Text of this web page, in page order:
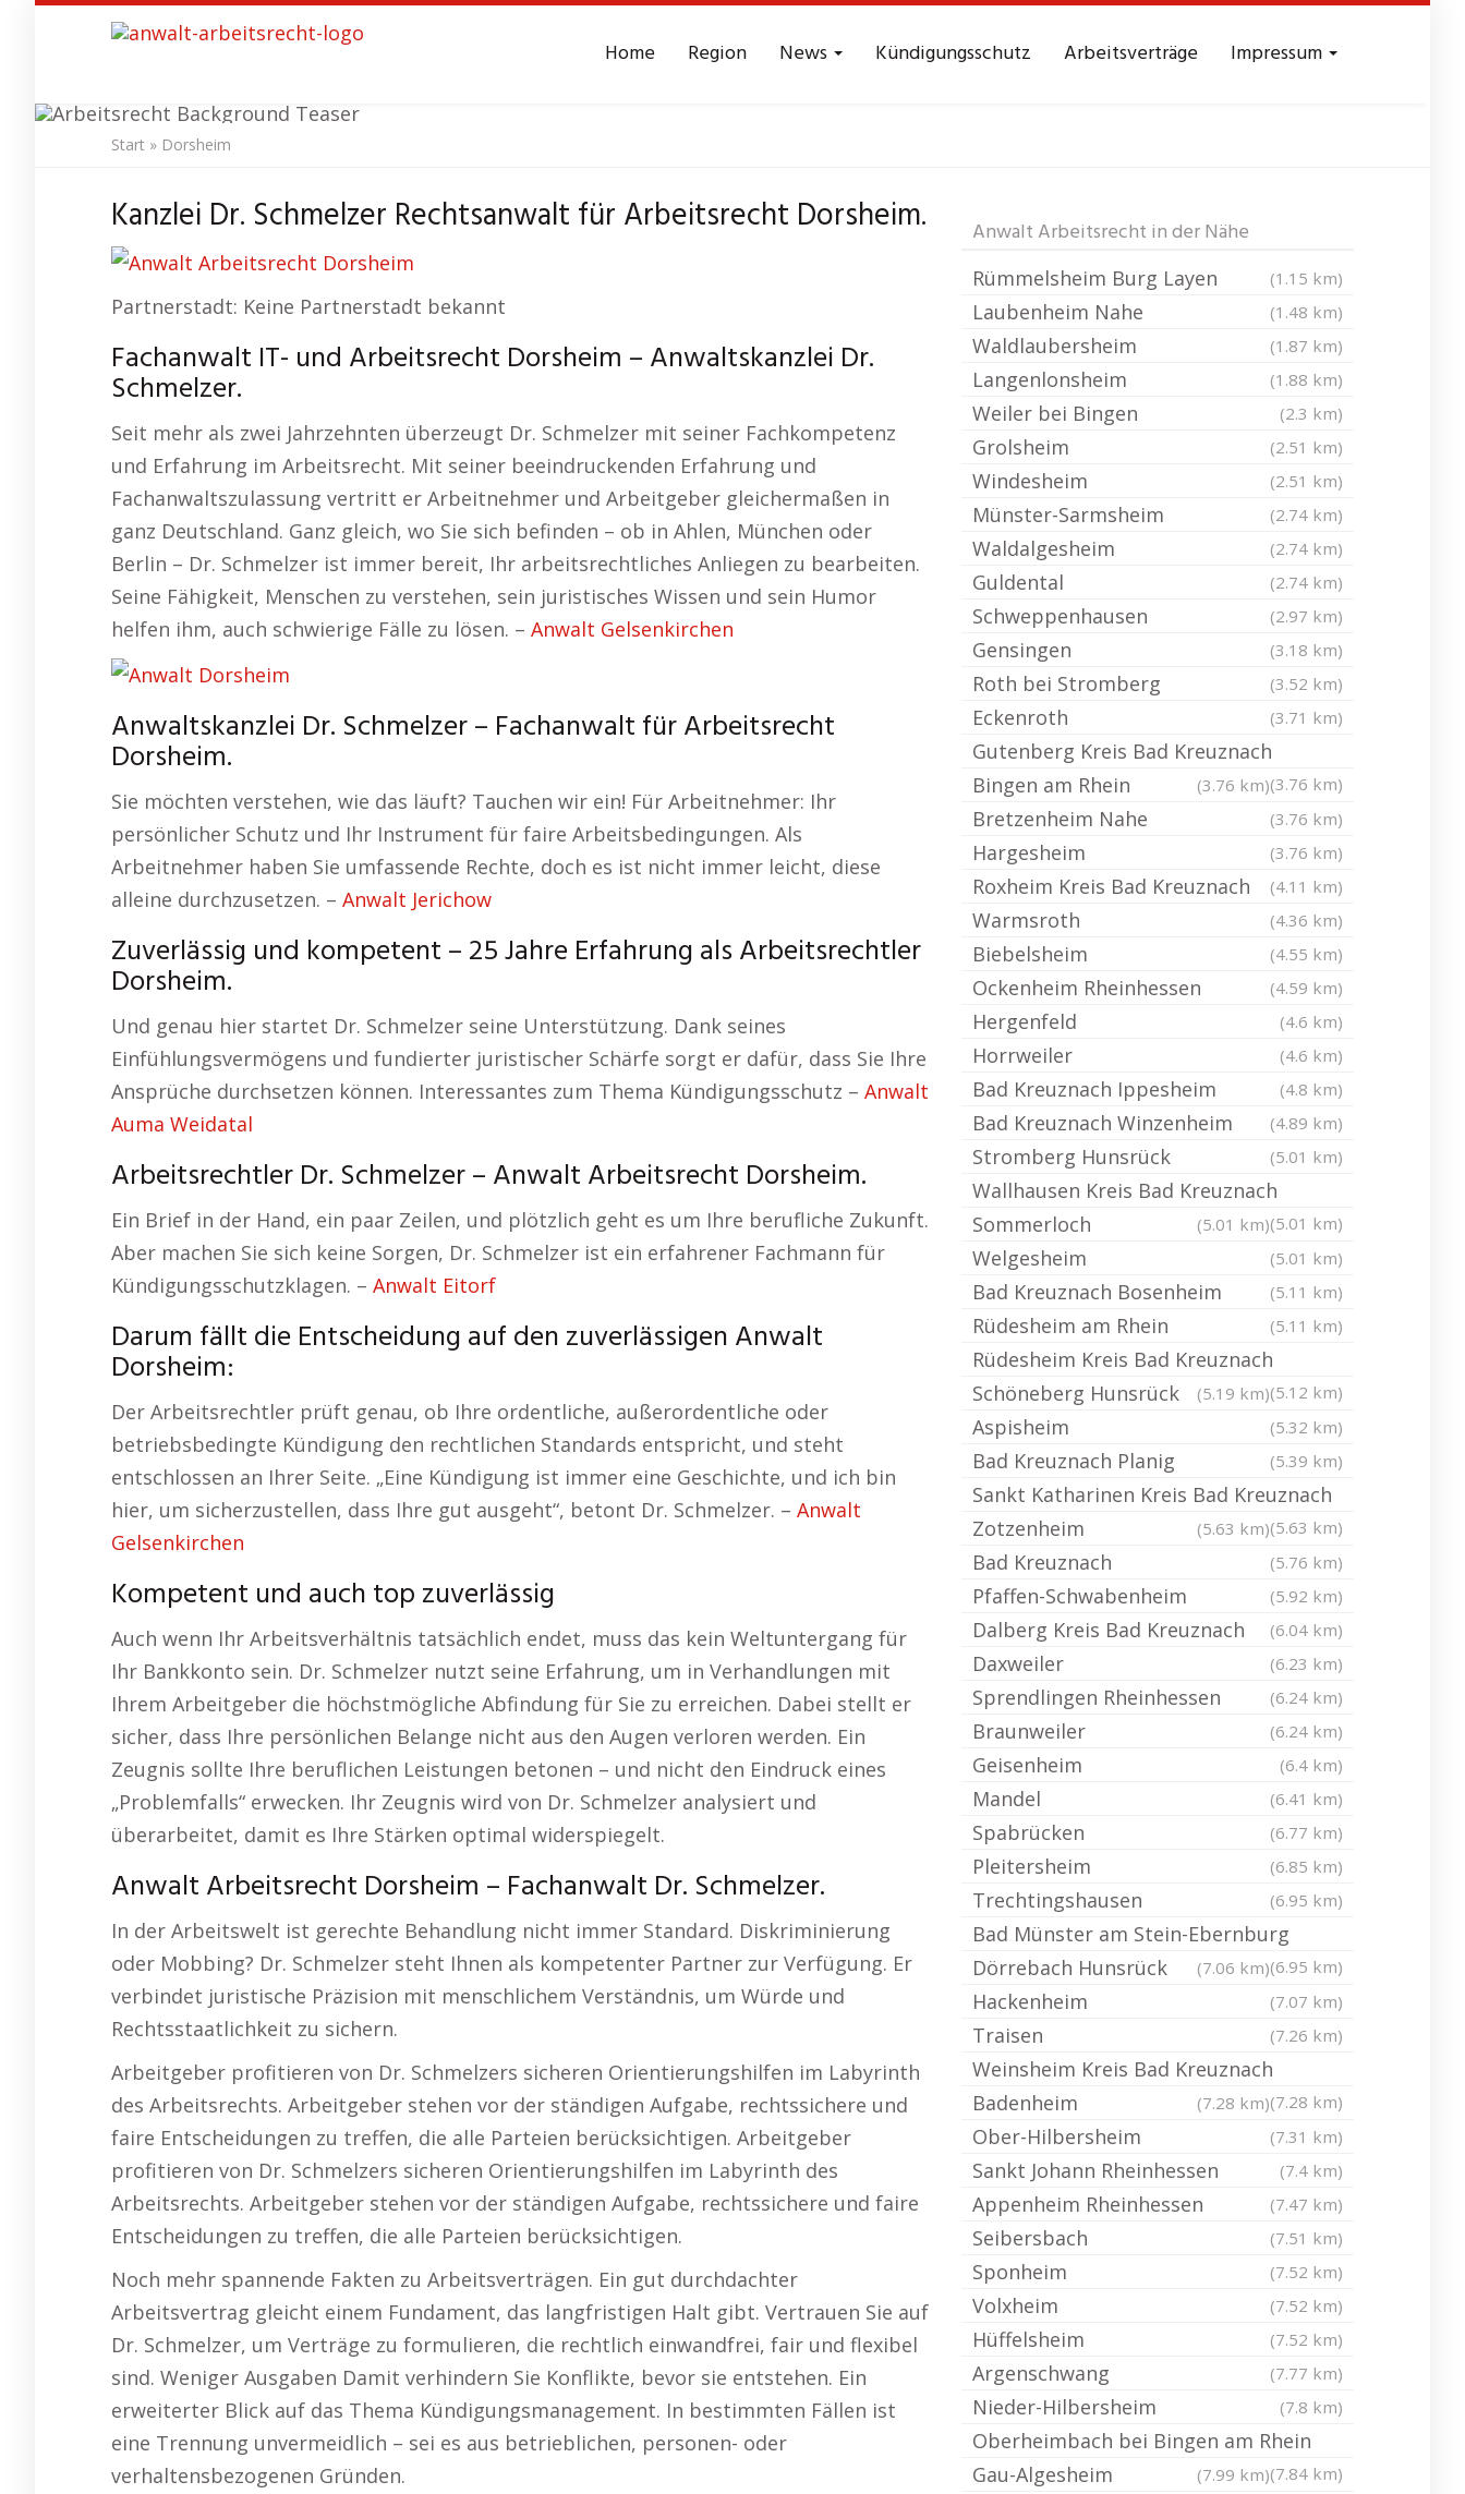
content
Home Region News Kündigungsschutz Arbeitsverträge Impressum
Anwalt Arbeitsrecht Dorsheim
Start » Dorsheim
Kanzlei Dr. Schmelzer Rechtsanwalt für Arbeitsrecht Dorsheim.
Partnerstadt: Keine Partnerstadt bekannt
Fachanwalt IT- und Arbeitsrecht Dorsheim – Anwaltskanzlei Dr.
Schmelzer.
Seit mehr als zwei Jahrzehnten überzeugt Dr. Schmelzer mit seiner Fachkompetenz
und Erfahrung im Arbeitsrecht. Mit seiner beeindruckenden Erfahrung und
Fachanwaltszulassung vertritt er Arbeitnehmer und Arbeitgeber gleichermaßen in
ganz Deutschland. Ganz gleich, wo Sie sich befinden – ob in Ahlen, München oder
Berlin – Dr. Schmelzer ist immer bereit, Ihr arbeitsrechtliches Anliegen zu bearbeiten.
Seine Fähigkeit, Menschen zu verstehen, sein juristisches Wissen und sein Humor
helfen ihm, auch schwierige Fälle zu lösen. – Anwalt Gelsenkirchen
Anwaltskanzlei Dr. Schmelzer – Fachanwalt für Arbeitsrecht
Dorsheim.
Sie möchten verstehen, wie das läuft? Tauchen wir ein! Für Arbeitnehmer: Ihr
persönlicher Schutz und Ihr Instrument für faire Arbeitsbedingungen. Als
Arbeitnehmer haben Sie umfassende Rechte, doch es ist nicht immer leicht, diese
alleine durchzusetzen. – Anwalt Jerichow
Zuverlässig und kompetent – 25 Jahre Erfahrung als Arbeitsrechtler
Dorsheim.
Und genau hier startet Dr. Schmelzer seine Unterstützung. Dank seines
Einfühlungsvermögens und fundierter juristischer Schärfe sorgt er dafür, dass Sie Ihre
Ansprüche durchsetzen können. Interessantes zum Thema Kündigungsschutz – Anwalt
Auma Weidatal
Arbeitsrechtler Dr. Schmelzer – Anwalt Arbeitsrecht Dorsheim.
Ein Brief in der Hand, ein paar Zeilen, und plötzlich geht es um Ihre berufliche Zukunft.
Aber machen Sie sich keine Sorgen, Dr. Schmelzer ist ein erfahrener Fachmann für
Kündigungsschutzklagen. – Anwalt Eitorf
Darum fällt die Entscheidung auf den zuverlässigen Anwalt
Dorsheim:
Der Arbeitsrechtler prüft genau, ob Ihre ordentliche, außerordentliche oder
betriebsbedingte Kündigung den rechtlichen Standards entspricht, und steht
entschlossen an Ihrer Seite. „Eine Kündigung ist immer eine Geschichte, und ich bin
hier, um sicherzustellen, dass Ihre gut ausgeht“, betont Dr. Schmelzer. – Anwalt
Gelsenkirchen
Kompetent und auch top zuverlässig
Auch wenn Ihr Arbeitsverhältnis tatsächlich endet, muss das kein Weltuntergang für
Ihr Bankkonto sein. Dr. Schmelzer nutzt seine Erfahrung, um in Verhandlungen mit
Ihrem Arbeitgeber die höchstmögliche Abfindung für Sie zu erreichen. Dabei stellt er
sicher, dass Ihre persönlichen Belange nicht aus den Augen verloren werden. Ein
Zeugnis sollte Ihre beruflichen Leistungen betonen – und nicht den Eindruck eines
„Problemfalls“ erwecken. Ihr Zeugnis wird von Dr. Schmelzer analysiert und
überarbeitet, damit es Ihre Stärken optimal widerspiegelt.
Anwalt Arbeitsrecht Dorsheim – Fachanwalt Dr. Schmelzer.
In der Arbeitswelt ist gerechte Behandlung nicht immer Standard. Diskriminierung
oder Mobbing? Dr. Schmelzer steht Ihnen als kompetenter Partner zur Verfügung. Er
verbindet juristische Präzision mit menschlichem Verständnis, um Würde und
Rechtsstaatlichkeit zu sichern.
Arbeitgeber profitieren von Dr. Schmelzers sicheren Orientierungshilfen im Labyrinth
des Arbeitsrechts. Arbeitgeber stehen vor der ständigen Aufgabe, rechtssichere und
faire Entscheidungen zu treffen, die alle Parteien berücksichtigen. Arbeitgeber
profitieren von Dr. Schmelzers sicheren Orientierungshilfen im Labyrinth des
Arbeitsrechts. Arbeitgeber stehen vor der ständigen Aufgabe, rechtssichere und faire
Entscheidungen zu treffen, die alle Parteien berücksichtigen.
Noch mehr spannende Fakten zu Arbeitsverträgen. Ein gut durchdachter
Arbeitsvertrag gleicht einem Fundament, das langfristigen Halt gibt. Vertrauen Sie auf
Dr. Schmelzer, um Verträge zu formulieren, die rechtlich einwandfrei, fair und flexibel
sind. Weniger Ausgaben Damit verhindern Sie Konflikte, bevor sie entstehen. Ein
erweiterter Blick auf das Thema Kündigungsmanagement. In bestimmten Fällen ist
eine Trennung unvermeidlich – sei es aus betrieblichen, personen- oder
verhaltensbezogenen Gründen.
Anwalt Arbeitsrecht in der Nähe
Rümmelsheim Burg Layen (1.15 km)
Laubenheim Nahe (1.48 km)
Waldlaubersheim (1.87 km)
Langenlonsheim (1.88 km)
Weiler bei Bingen (2.3 km)
Grolsheim (2.51 km)
Windesheim (2.51 km)
Münster-Sarmsheim (2.74 km)
Waldalgesheim (2.74 km)
Guldental (2.74 km)
Schweppenhausen (2.97 km)
Gensingen (3.18 km)
Roth bei Stromberg (3.52 km)
Eckenroth (3.71 km)
Gutenberg Kreis Bad Kreuznach
(3.76 km)
Bingen am Rhein (3.76 km)
Bretzenheim Nahe (3.76 km)
Hargesheim (3.76 km)
Roxheim Kreis Bad Kreuznach (4.11 km)
Warmsroth (4.36 km)
Biebelsheim (4.55 km)
Ockenheim Rheinhessen (4.59 km)
Hergenfeld (4.6 km)
Horrweiler (4.6 km)
Bad Kreuznach Ippesheim (4.8 km)
Bad Kreuznach Winzenheim (4.89 km)
Stromberg Hunsrück (5.01 km)
Wallhausen Kreis Bad Kreuznach
(5.01 km)
Sommerloch (5.01 km)
Welgesheim (5.01 km)
Bad Kreuznach Bosenheim (5.11 km)
Rüdesheim am Rhein (5.11 km)
Rüdesheim Kreis Bad Kreuznach
(5.12 km)
Schöneberg Hunsrück (5.19 km)
Aspisheim (5.32 km)
Bad Kreuznach Planig (5.39 km)
Sankt Katharinen Kreis Bad Kreuznach
(5.63 km)
Zotzenheim (5.63 km)
Bad Kreuznach (5.76 km)
Pfaffen-Schwabenheim (5.92 km)
Dalberg Kreis Bad Kreuznach (6.04 km)
Daxweiler (6.23 km)
Sprendlingen Rheinhessen (6.24 km)
Braunweiler (6.24 km)
Geisenheim (6.4 km)
Mandel (6.41 km)
Spabrücken (6.77 km)
Pleitersheim (6.85 km)
Trechtingshausen (6.95 km)
Bad Münster am Stein-Ebernburg
(6.95 km)
Dörrebach Hunsrück (7.06 km)
Hackenheim (7.07 km)
Traisen (7.26 km)
Weinsheim Kreis Bad Kreuznach
(7.28 km)
Badenheim (7.28 km)
Ober-Hilbersheim (7.31 km)
Sankt Johann Rheinhessen (7.4 km)
Appenheim Rheinhessen (7.47 km)
Seibersbach (7.51 km)
Sponheim (7.52 km)
Volxheim (7.52 km)
Hüffelsheim (7.52 km)
Argenschwang (7.77 km)
Nieder-Hilbersheim (7.8 km)
Oberheimbach bei Bingen am Rhein
(7.84 km)
Gau-Algesheim (7.99 km)